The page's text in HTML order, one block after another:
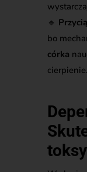
🔹
bo
córka
cierpienie.